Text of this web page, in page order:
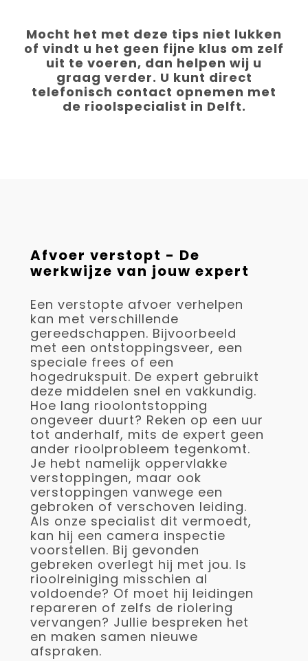
Mocht het met deze tips niet lukken
of vindt u het geen fijne klus om zelf
uit te voeren, dan helpen wij u
graag verder. U kunt direct
telefonisch contact opnemen met
de rioolspecialist in Delft.
Afvoer verstopt - De
werkwijze van jouw expert
Een verstopte afvoer verhelpen
kan met verschillende
gereedschappen. Bijvoorbeeld
met een ontstoppingsveer, een
speciale frees of een
hogedrukspuit. De expert gebruikt
deze middelen snel en vakkundig.
Hoe lang rioolontstopping
ongeveer duurt? Reken op een uur
tot anderhalf, mits de expert geen
ander rioolprobleem tegenkomt.
Je hebt namelijk oppervlakke
verstoppingen, maar ook
verstoppingen vanwege een
gebroken of verschoven leiding.
Als onze specialist dit vermoedt,
kan hij een camera inspectie
voorstellen. Bij gevonden
gebreken overlegt hij met jou. Is
rioolreiniging misschien al
voldoende? Of moet hij leidingen
repareren of zelfs de riolering
vervangen? Jullie bespreken het
en maken samen nieuwe
afspraken.